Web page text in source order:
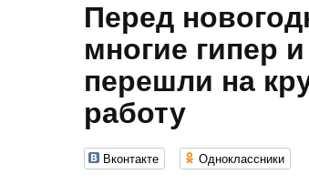
Перед
многие гипер
перешли на
работу
Вконтакте Одноклассники